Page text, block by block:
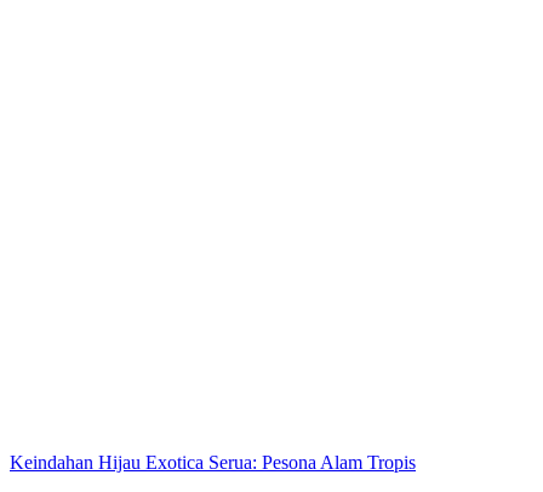
Keindahan Hijau Exotica Serua: Pesona Alam Tropis